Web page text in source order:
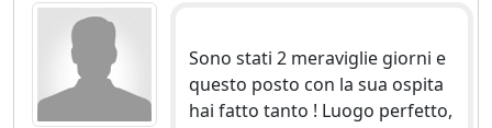
Sono stati 2 meraviglie giorni e
questo posto con la sua ospita
hai fatto tanto ! Luogo perfetto,